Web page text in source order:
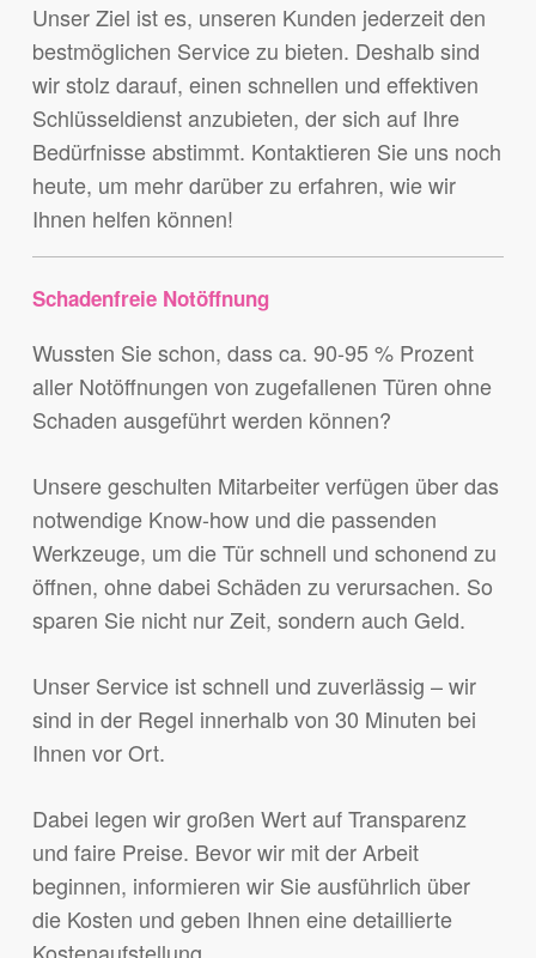
Unser Ziel ist es, unseren Kunden jederzeit den
bestmöglichen Service zu bieten. Deshalb sind
wir stolz darauf, einen schnellen und effektiven
Schlüsseldienst anzubieten, der sich auf Ihre
Bedürfnisse abstimmt. Kontaktieren Sie uns noch
heute, um mehr darüber zu erfahren, wie wir
Ihnen helfen können!
Schadenfreie Notöffnung
Wussten Sie schon, dass ca. 90-95 % Prozent
aller Notöffnungen von zugefallenen Türen ohne
Schaden ausgeführt werden können?
Unsere geschulten Mitarbeiter verfügen über das
notwendige Know-how und die passenden
Werkzeuge, um die Tür schnell und schonend zu
öffnen, ohne dabei Schäden zu verursachen. So
sparen Sie nicht nur Zeit, sondern auch Geld.
Unser Service ist schnell und zuverlässig – wir
sind in der Regel innerhalb von 30 Minuten bei
Ihnen vor Ort.
Dabei legen wir großen Wert auf Transparenz
und faire Preise. Bevor wir mit der Arbeit
beginnen, informieren wir Sie ausführlich über
die Kosten und geben Ihnen eine detaillierte